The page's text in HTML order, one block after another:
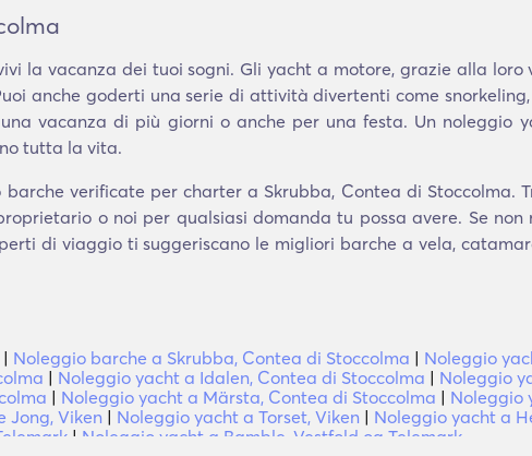
la vacanza dei tuoi sogni. Gli yacht a motore, grazie alla loro
anche goderti una serie di attività divertenti come
vacanza di più giorni o anche per una festa. Un noleggio
tutta la vita.
verificate per charter a Skrubba, Contea di Stoccolma.
o noi per qualsiasi domanda tu possa avere. Se non
di viaggio ti suggeriscano le migliori barche a vela,
| Noleggio barche a Skrubba, Contea di Stoccolma | Noleggio
| Noleggio yacht a Idalen, Contea di Stoccolma | Noleggio
| Noleggio yacht a Märsta, Contea di Stoccolma | Noleggio
Jong, Viken | Noleggio yacht a Torset, Viken | Noleggio yacht a
| Noleggio yacht a Bamble, Vestfold og Telemark